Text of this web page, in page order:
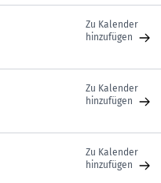
Zu Kalender
hinzufügen
Zu Kalender
hinzufügen
Zu Kalender
hinzufügen